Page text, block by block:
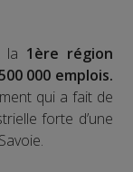
la 1ère région
000 emplois.
qui a fait de
forte d’une